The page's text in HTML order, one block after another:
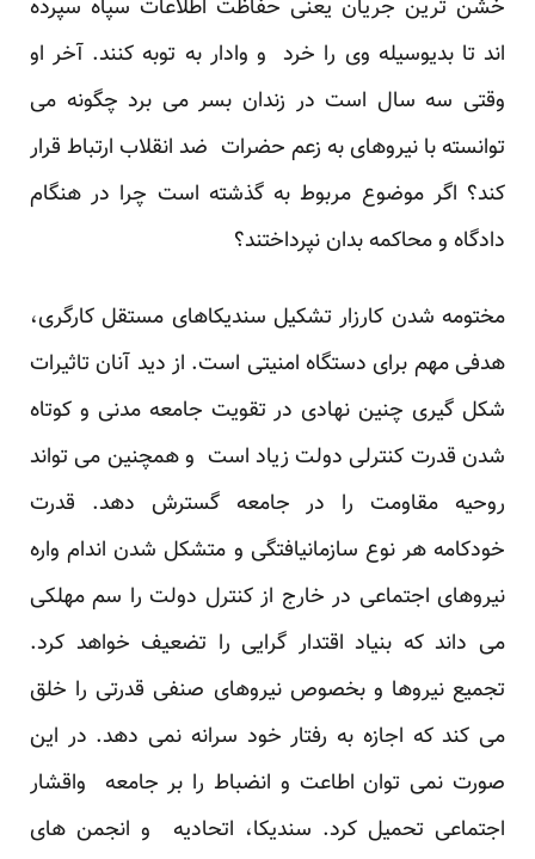
خشن ترین جریان یعنی حفاظت اطلاعات سپاه سپرده
اند تا بدیوسیله وی را خرد و وادار به توبه کنند. آخر او
وقتی سه سال است در زندان بسر می برد چگونه می
توانسته با نیروهای به زعم حضرات ضد انقلاب ارتباط قرار
کند؟ اگر موضوع مربوط به گذشته است چرا در هنگام
دادگاه و محاکمه بدان نپرداختند؟
مختومه شدن کارزار تشکیل سندیکاهای مستقل کارگری،
هدفی مهم برای دستگاه امنیتی است. از دید آنان تاثیرات
شکل گیری چنین نهادی در تقویت جامعه مدنی و کوتاه
شدن قدرت کنترلی دولت زیاد است و همچنین می تواند
روحیه مقاومت را در جامعه گسترش دهد. قدرت
خودکامه هر نوع سازمانیافتگی و متشکل شدن اندام واره
نیروهای اجتماعی در خارج از کنترل دولت را سم مهلکی
می داند که بنیاد اقتدار گرایی را تضعیف خواهد کرد.
تجمیع نیروها و بخصوص نیروهای صنفی قدرتی را خلق
می کند که اجازه به رفتار خود سرانه نمی دهد. در این
صورت نمی توان اطاعت و انضباط را بر جامعه واقشار
اجتماعی تحمیل کرد. سندیکا، اتحادیه و انجمن های